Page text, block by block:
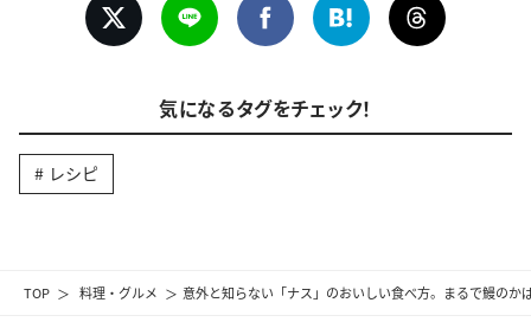
TOP 料理・グルメ 意外と知らない「ナス」のおいしい食べ方。まるで鰻のか
気になるタグをチェック！
レシピ